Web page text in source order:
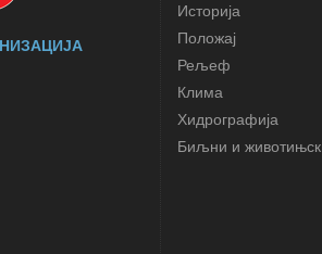
Историја
Положај
Рељеф
Клима
Хидрографија
Биљни и